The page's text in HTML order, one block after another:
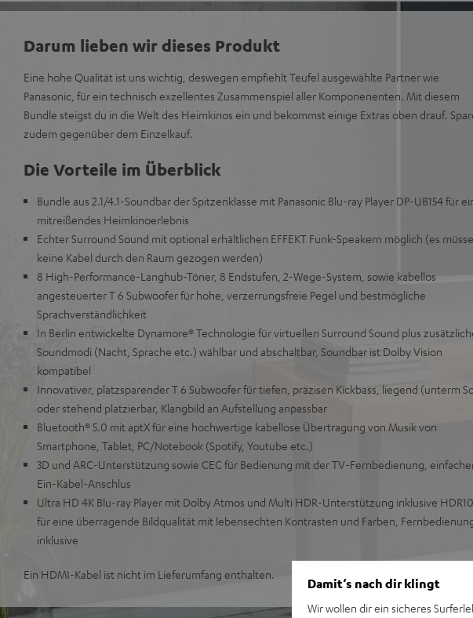
Darum lieben wir dieses Produkt
Eine hohe Qualität ist uns wichtig, deswegen empfiehlt Teufel ausgewählte Partner wie
Panasonic, für ein technisch exzellentes Zusammenspiel aller Komponenenten. Mit diesem
Bundle steigst du in die Welt des Heimkinos ein und bekommst einige Extras oben drauf.
zudem gegenüber dem Einzelkauf.
Die Vorteile im Überblick
Bundle aus 2.1/4.1-Soundbar der Spitzenklasse mit Panasonic Blu-ray Player DP-UB154 für
mitreißendes Heimkinoerlebnis
Echter Surround Sound mit optional erhältlichen EFFEKT Funk-Speakern möglich (es
keine Kabel durch den Raum gezogen werden)
8 High-Performance-Langhub-Töner, 8 Endstufen, 2-Wege-System, sowie kabellos
angesteuerter T 6 Subwoofer für hohe, verzerrungsfreie Pegel und bestmögliche
Sprachverständlichkeit
In Berlin entwickelte Dynamore® Technologie für virtuellen Surround Sound plus
Soundmodi (Nacht, Sprache etc.) wählbar und abschaltbar, Soundbar ist Dolby Vision
kompatibel
Innovativer, platzsparender T 6 Subwoofer für tiefen, präzisen Kickbass, liegend (unterm
oder stehend platzierbar, Klangbild an Aufstellung anpassbar
Bluetooth® 5.0 mit aptX für eine hochwertige kabellose Übertragung von Musik von
Smartphone, Tablet, PC/Notebook (Spotify, Youtube etc.)
3D und ARC-Unterstützung sowie CEC für Bedienung mit der TV-Fernbedienung,
Ein-Kabel-Anschlus
Ultra HD 4K Blu-ray Player mit Dolby Atmos und Multi HDR-Unterstützung inklusive
für eine überragende Bildqualität mit lebensechten Kontrasten und Farben,
inklusive
Ein HDMI-Kabel ist nicht im Lieferumfang enthalten.
Damit‘s nach dir klingt
Wir wollen dir ein sicheres